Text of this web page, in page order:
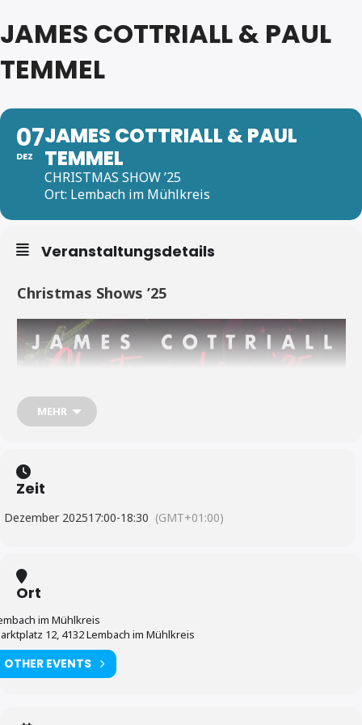
JAMES COTTRIALL & PAUL
TEMMEL
07
DEZ
JAMES COTTRIALL & PAUL
TEMMEL
CHRISTMAS SHOW ’25
Ort: Lembach im Mühlkreis
Veranstaltungsdetails
Christmas Shows ’25
MEHR
Zeit
Dezember 202517:00-18:30 (GMT+01:00)
Ort
im Mühlkreis
12, 4132 Lembach im Mühlkreis
OTHER EVENTS